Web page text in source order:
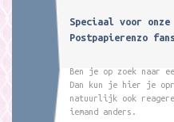
Speciaal voor onze
Postpapierenzo
Ben je op zoek naar
Dan kun je hier je
natuurlijk ook
iemand anders.